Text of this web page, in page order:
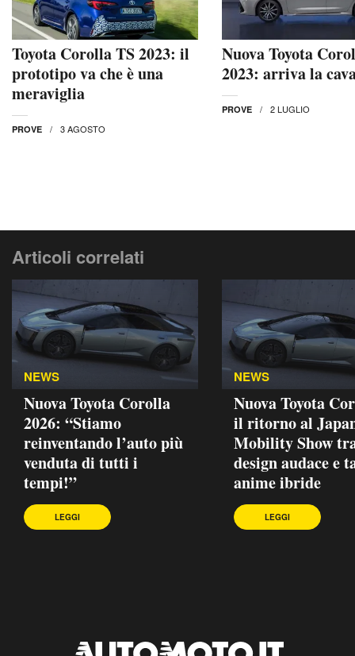
Toyota Corolla TS 2023: il
prototipo va che è una
meraviglia
PROVE 3 AGOSTO
Nuova Toyota
2023: arriva la
PROVE 2 LUGLIO
Articoli correlati
NEWS
Nuova Toyota Corolla
2026: “Stiamo
reinventando l’auto più
venduta di tutti i
tempi!”
LEGGI
NEWS
Nuova Toyota
il ritorno al
Mobility Show
design audace e
anime ibride
LEGGI